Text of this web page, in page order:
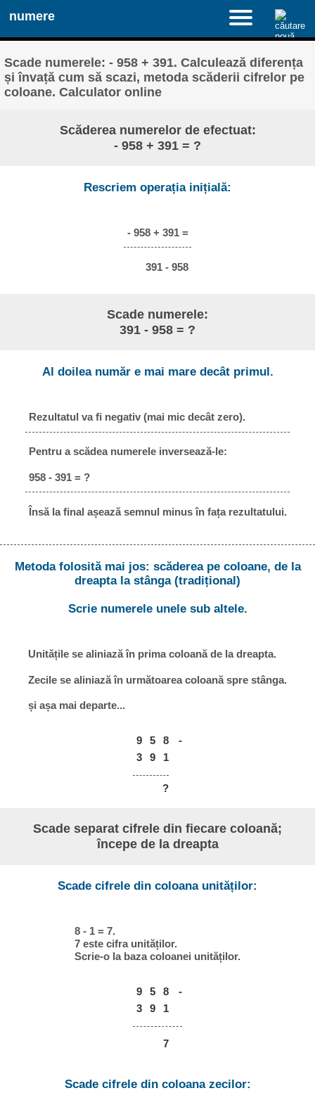
numere
Scade numerele: - 958 + 391. Calculează diferența
și învață cum să scazi, metoda scăderii cifrelor pe
coloane. Calculator online
Scăderea numerelor de efectuat:
- 958 + 391 = ?
Rescriem operația inițială:
- 958 + 391 =
391 - 958
Scade numerele:
391 - 958 = ?
Al doilea număr e mai mare decât primul.
Rezultatul va fi negativ (mai mic decât zero).
Pentru a scădea numerele inversează-le:
958 - 391 = ?
Însă la final așează semnul minus în fața rezultatului.
Metoda folosită mai jos: scăderea pe coloane, de la
dreapta la stânga (tradițional)
Scrie numerele unele sub altele.
Unitățile se aliniază în prima coloană de la dreapta.
Zecile se aliniază în următoarea coloană spre stânga.
și așa mai departe...
9 5 8
-
3
9 1
?
Scade separat cifrele din fiecare coloană;
începe de la dreapta
Scade cifrele din coloana unităților:
8 - 1 = 7.
7 este cifra unităților.
Scrie-o la baza coloanei unităților.
9 5 8
-
3
9 1
7
Scade cifrele din coloana zecilor: